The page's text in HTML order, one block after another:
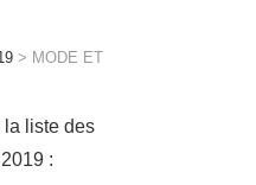
> MODE ET
la liste des
: